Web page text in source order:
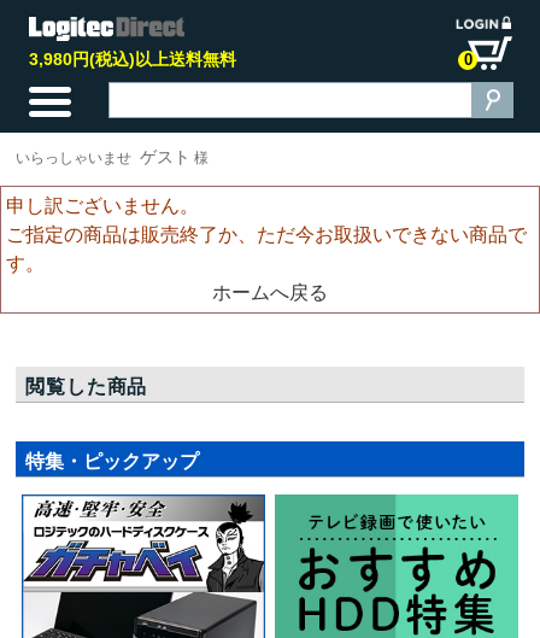
3,980円(税込)以上送料無料 0
いらっしゃいませ ゲスト 様
申し訳ございません。
ご指定の商品は販売終了か、ただ今お取扱いできない商品で
す。
ホームへ戻る
閲覧した商品
特集・ピックアップ